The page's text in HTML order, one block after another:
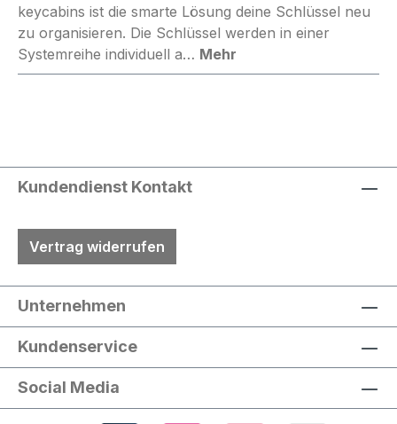
keycabins ist die smarte Lösung deine Schlüssel neu
zu organisieren. Die Schlüssel werden in einer
Systemreihe individuell a… Mehr
Kundendienst Kontakt
Vertrag widerrufen
Unternehmen
Kundenservice
Social Media